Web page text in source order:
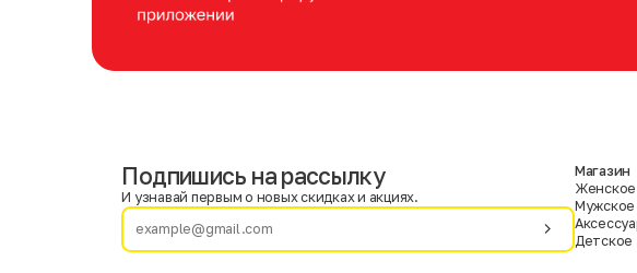
Фамилия
Подпишись на рассылку
И узнавай первым о новых скидках и акциях.
Магазин
Женское
Мужское
Детское